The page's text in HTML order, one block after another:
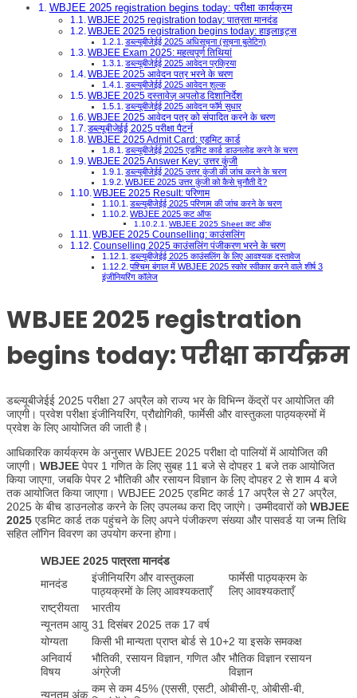
WBJEE 2025 registration begins today: परीक्षा कार्यक्रम
WBJEE 2025 registration today: पात्रता मानदंड
WBJEE 2025 registration begins today: हाइलाइट्स
डब्ल्यूबीजेईई 2025 अधिसूचना (सूचना बुलेटिन)
WBJEE Exam 2025: महत्वपूर्ण तिथियां
डब्ल्यूबीजेईई 2025 आवेदन प्रक्रिया
WBJEE 2025 आवेदन पत्र भरने के चरण
डब्ल्यूबीजेईई 2025 आवेदन शुल्क
WBJEE 2025 दस्तावेज़ अपलोड दिशानिर्देश
डब्ल्यूबीजेईई 2025 आवेदन फॉर्म सुधार
WBJEE 2025 आवेदन पत्र को संपादित करने के चरण
डब्ल्यूबीजेईई 2025 परीक्षा पैटर्न
WBJEE 2025 Admit Card: एडमिट कार्ड
डब्ल्यूबीजेईई 2025 एडमिट कार्ड डाउनलोड करने के चरण
WBJEE 2025 Answer Key: उत्तर कुंजी
डब्ल्यूबीजेईई 2025 उत्तर कुंजी की जांच करने के चरण
WBJEE 2025 उत्तर कुंजी को कैसे चुनौती दें?
WBJEE 2025 Result: परिणाम
डब्ल्यूबीजेईई 2025 परिणाम की जांच करने के चरण
WBJEE 2025 कट ऑफ
WBJEE 2025 Sheet कट ऑफ
WBJEE 2025 Counselling: काउंसलिंग
Counselling 2025 काउंसलिंग पंजीकरण भरने के चरण
डब्ल्यूबीजेईई 2025 काउंसलिंग के लिए आवश्यक दस्तावेज
पश्चिम बंगाल में WBJEE 2025 स्कोर स्वीकार करने वाले शीर्ष 3
इंजीनियरिंग कॉलेज
WBJEE 2025 registration
begins today: परीक्षा कार्यक्रम
डब्ल्यूबीजेईई 2025 परीक्षा 27 अप्रैल को राज्य भर के विभिन्न केंद्रों पर आयोजित की
जाएगी। प्रवेश परीक्षा इंजीनियरिंग, प्रौद्योगिकी, फार्मेसी और वास्तुकला पाठ्यक्रमों में
प्रवेश के लिए आयोजित की जाती है।
आधिकारिक कार्यक्रम के अनुसार WBJEE 2025 परीक्षा दो पालियों में आयोजित की
जाएगी। WBJEE पेपर 1 गणित के लिए सुबह 11 बजे से दोपहर 1 बजे तक आयोजित
किया जाएगा, जबकि पेपर 2 भौतिकी और रसायन विज्ञान के लिए दोपहर 2 से शाम 4 बजे
तक आयोजित किया जाएगा। WBJEE 2025 एडमिट कार्ड 17 अप्रैल से 27 अप्रैल,
2025 के बीच डाउनलोड करने के लिए उपलब्ध करा दिए जाएंगे। उम्मीदवारों कोWBJEE
2025 एडमिट कार्ड तक पहुंचने के लिए अपने पंजीकरण संख्या और पासवर्ड या जन्म तिथि
सहित लॉगिन विवरण का उपयोग करना होगा।
WBJEE 2025 पात्रता मानदंड
मानदंड
इंजीनियरिंग और वास्तुकला
पाठ्यक्रमों के लिए आवश्यकताएँ
फार्मेसी पाठ्यक्रम के
लिए आवश्यकताएँ
राष्ट्रीयता
भारतीय
न्यूनतम आयु 31 दिसंबर 2025 तक 17 वर्ष
योग्यता
किसी भी मान्यता प्राप्त बोर्ड से 10+2 या इसके समकक्ष
अनिवार्य
विषय
भौतिकी, रसायन विज्ञान, गणित और
अंग्रेजी
भौतिक विज्ञान रसायन
विज्ञान
न्यूनतम अंक कम से कम 45% (एससी, एसटी, ओबीसी-ए, ओबीसी-बी,